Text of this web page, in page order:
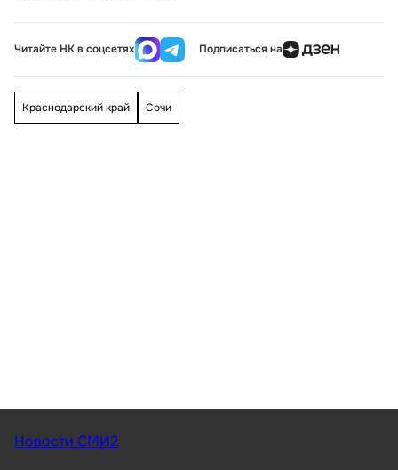
Читайте НК в соцсетях Подписаться на
Краснодарский край Сочи
Новости СМИ2